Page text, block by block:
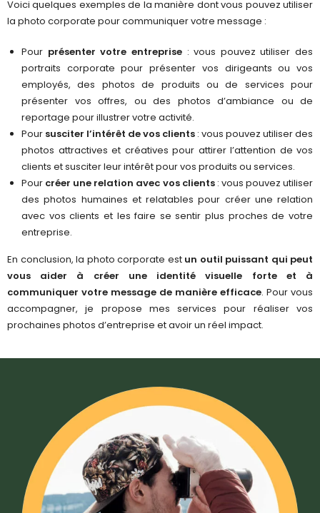
Voici quelques exemples de la manière dont vous pouvez utiliser
la photo corporate pour communiquer votre message :
Pour présenter votre entreprise: vous pouvez utiliser des
portraits corporate pour présenter vos dirigeants ou vos
employés, des photos de produits ou de services pour
présenter vos offres, ou des photos d’ambiance ou de
reportage pour illustrer votre activité.
Pour susciter l’intérêt de vos clients : vous pouvez utiliser des
photos attractives et créatives pour attirer l’attention de vos
clients et susciter leur intérêt pour vos produits ou services.
Pour créer une relation avec vos clients: vous pouvez utiliser
des photos humaines et relatables pour créer une relation
avec vos clients et les faire se sentir plus proches de votre
entreprise.
En conclusion, la photo corporate est un outil puissant qui peut
vous aider à créer une identité visuelle forte et à
communiquer votre message de manière efficace. Pour vous
accompagner, je propose mes services pour réaliser vos
prochaines photos d’entreprise et avoir un réel impact.